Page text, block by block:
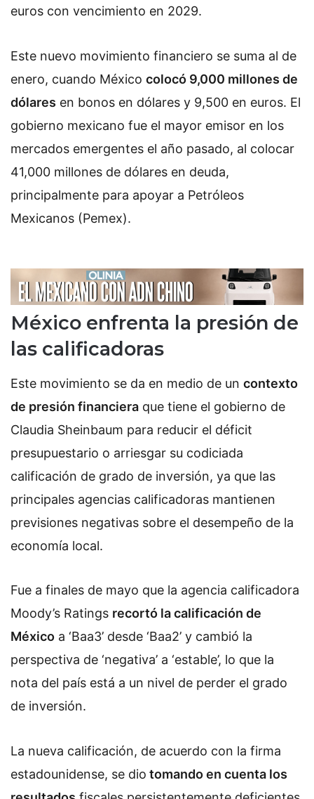
euros con vencimiento en 2029.
Este nuevo movimiento financiero se suma al de
enero, cuando México colocó 9,000 millones de
dólares en bonos en dólares y 9,500 en euros. El
gobierno mexicano fue el mayor emisor en los
mercados emergentes el año pasado, al colocar
41,000 millones de dólares en deuda,
principalmente para apoyar a Petróleos
Mexicanos (Pemex).
México enfrenta la presión de
las calificadoras
Este movimiento se da en medio de un contexto
de presión financiera que tiene el gobierno de
Claudia Sheinbaum para reducir el déficit
presupuestario o arriesgar su codiciada
calificación de grado de inversión, ya que las
principales agencias calificadoras mantienen
previsiones negativas sobre el desempeño de la
economía local.
Fue a finales de mayo que la agencia calificadora
Moody’s Ratings recortó la calificación de
México a ‘Baa3’ desde ‘Baa2’ y cambió la
perspectiva de ‘negativa’ a ‘estable’, lo que la
nota del país está a un nivel de perder el grado
de inversión.
La nueva calificación, de acuerdo con la firma
estadounidense, se dio tomando en cuenta los